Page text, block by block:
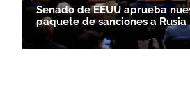
Senado de EEUU aprueba
paquete de sanciones a Rusia